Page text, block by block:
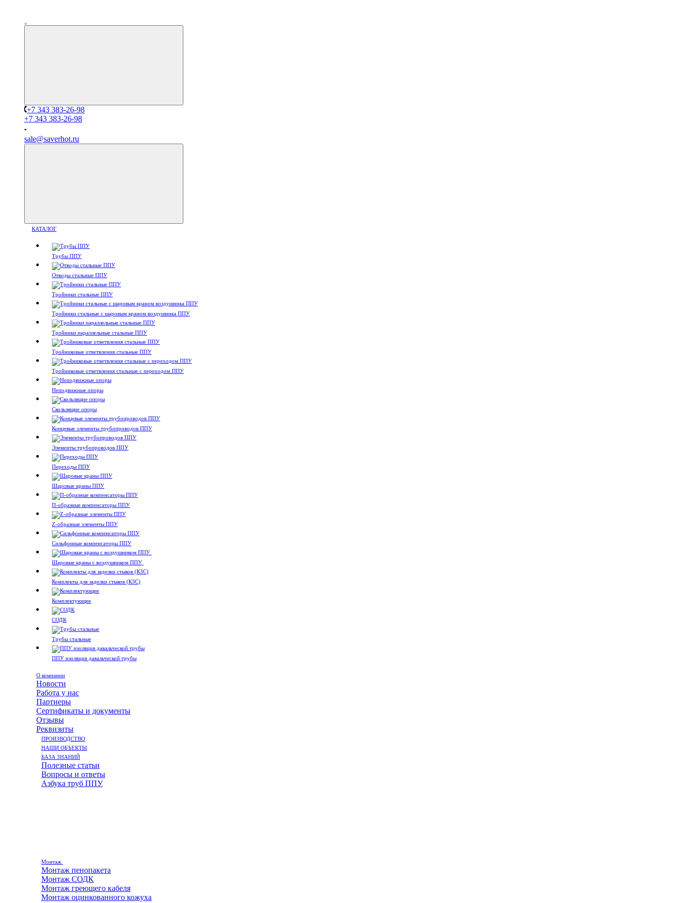
+7 343 383-26-98
+7 343 383-26-98
sale@saverhot.ru
КАТАЛОГ
Трубы ППУ
Отводы стальные ППУ
Тройники стальные ППУ
Тройники стальные с шаровым краном воздушника ППУ
Тройники параллельные стальные ППУ
Тройниковые ответвления стальные ППУ
Тройниковые ответвления стальные с переходом ППУ
Неподвижные опоры
Скользящие опоры
Концевые элементы трубопроводов ППУ
Элементы трубопроводов ППУ
Переходы ППУ
Шаровые краны ППУ
П-образные компенсаторы ППУ
Z-образные элементы ППУ
Сильфонные компенсаторы ППУ
Шаровые краны с воздушником ППУ
Комплекты для заделки стыков (КЗС)
Комплектующие
СОДК
Трубы стальные
ППУ изоляция давальческой трубы
О компании
Новости
Работа у нас
Партнеры
Сертификаты и документы
Отзывы
Реквизиты
ПРОИЗВОДСТВО
НАШИ ОБЪЕКТЫ
БАЗА ЗНАНИЙ
Полезные статьи
Вопросы и ответы
Азбука труб ППУ
Монтаж
Монтаж пенопакета
Монтаж СОДК
Монтаж греющего кабеля
Монтаж оцинкованного кожуха